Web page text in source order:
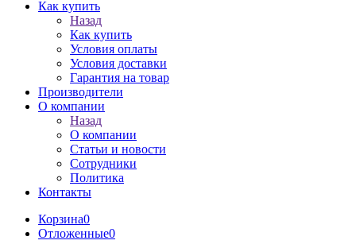
Как купить
Назад
Как купить
Условия оплаты
Условия доставки
Гарантия на товар
Производители
О компании
Назад
О компании
Статьи и новости
Сотрудники
Политика
Контакты
Корзина0
Отложенные0